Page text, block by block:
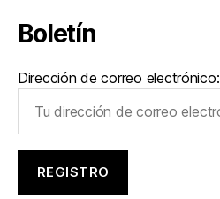
Boletín
Dirección de correo electrónico: